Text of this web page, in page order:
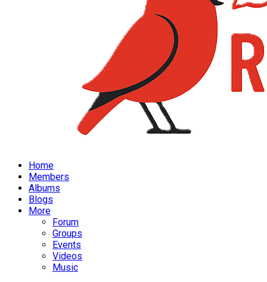
Home
Members
Albums
Blogs
More
Forum
Groups
Events
Videos
Music